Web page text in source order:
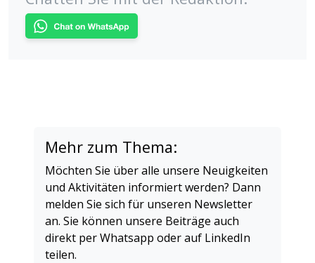
Mehr zum Thema:
Möchten Sie über alle unsere Neuigkeiten
und Aktivitäten informiert werden? Dann
melden Sie sich für unseren Newsletter
an. Sie können unsere Beiträge auch
direkt per Whatsapp oder auf LinkedIn
teilen.